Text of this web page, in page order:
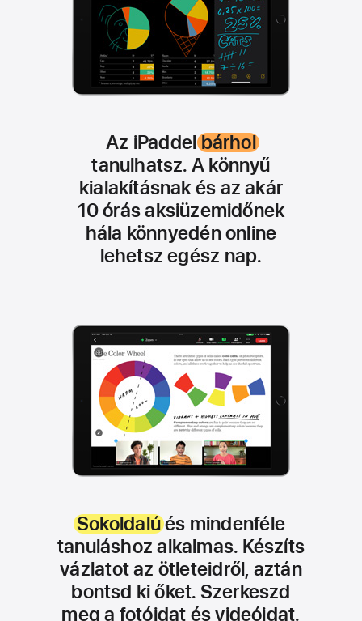
Az iPaddelbárhol
tanulhatsz. A könnyű
kialakításnak és az akár
10 órás aksiüzemidőnek
hála könnyedén online
lehetsz egész nap.
Sokoldalúés mindenféle
tanuláshoz alkalmas. Készíts
vázlatot az ötleteidről, aztán
bontsd ki őket. Szerkeszd
meg a fotóidat és videóidat.